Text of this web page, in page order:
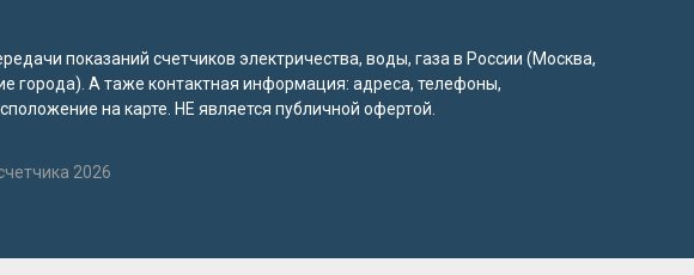
показаний счетчиков электричества, воды, газа в России (Москва,
города). А таже контактная информация: адреса, телефоны,
на карте. НЕ является публичной офертой.
2026